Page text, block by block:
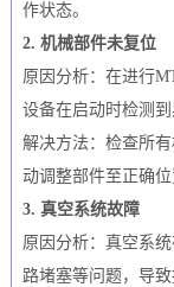
作状态。
2. 机械部件未复位
原因分析：在进行
设备在启动时检测到
解决方法：检查所
动调整部件至正确位
3. 真空系统故障
原因分析：真空系
路堵塞等问题，导致